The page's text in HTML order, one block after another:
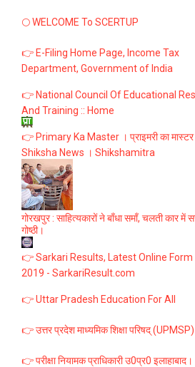
🌕 WELCOME To SCERTUP
👉 E-Filing Home Page, Income Tax
Department, Government of India
👉 National Council Of Educational
And Training :: Home
👉 Primary Ka Master । प्राइमरी का
Shiksha News । Shikshamitra
गोरखपुर : साहित्यकारों ने बाँधा समाँ, चलती कार में
गोष्ठी।
👉 Sarkari Results, Latest Online Form
2019 - SarkariResult.com
👉 Uttar Pradesh Education For All
👉 उत्तर प्रदेश माध्यमिक शिक्षा परिषद् (UPMSP)
👉 परीक्षा नियामक प्राधिकारी उ0प्र0 इलाहाबाद।